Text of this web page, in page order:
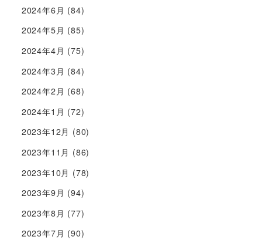
2024年6月 (84)
2024年5月 (85)
2024年4月 (75)
2024年3月 (84)
2024年2月 (68)
2024年1月 (72)
2023年12月 (80)
2023年11月 (86)
2023年10月 (78)
2023年9月 (94)
2023年8月 (77)
2023年7月 (90)